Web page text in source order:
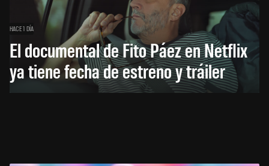
HACE 1 DÍA
El documental de Fito Páez en Netflix
ya tiene fecha de estreno y tráiler